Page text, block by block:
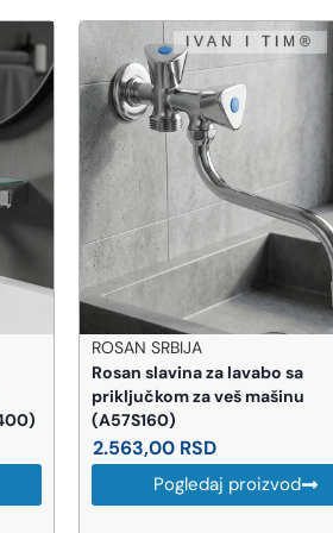
HANSGROHE
Hansgrohe Metaflex tuš
cm (28266000)
2.203,00
Pogledaj